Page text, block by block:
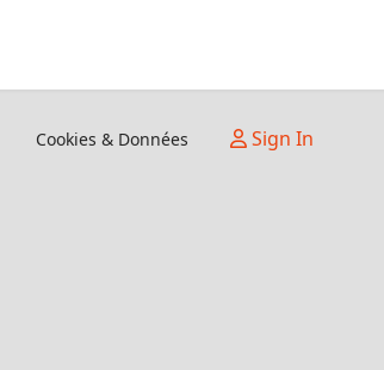
Cookies & Données Sign In